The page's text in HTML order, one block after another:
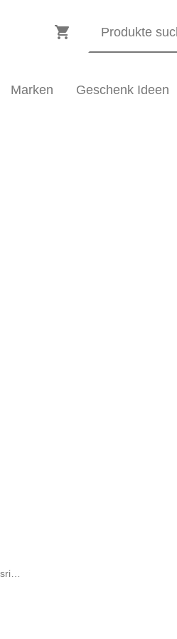
Marken Geschenk Ideen
Rückgabe- und Erstattungsrichtlinie